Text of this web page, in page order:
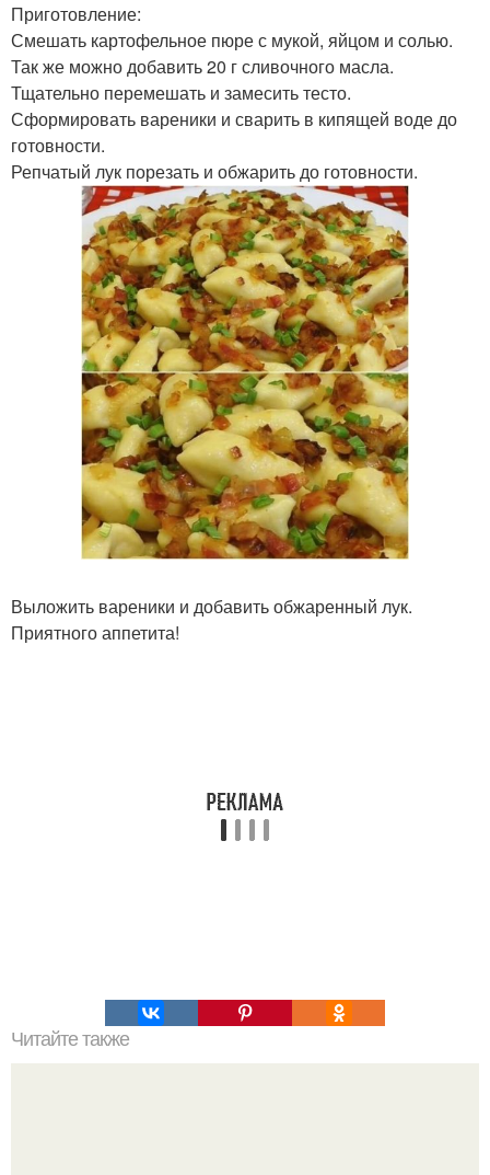
Приготовление:
Смешать картофельное пюре с мукой, яйцом и солью.
Так же можно добавить 20 г сливочного масла.
Тщательно перемешать и замесить тесто.
Сформировать вареники и сварить в кипящей воде до
готовности.
Репчатый лук порезать и обжарить до готовности.
Выложить вареники и добавить обжаренный лук.
Приятного аппетита!
Читайте также